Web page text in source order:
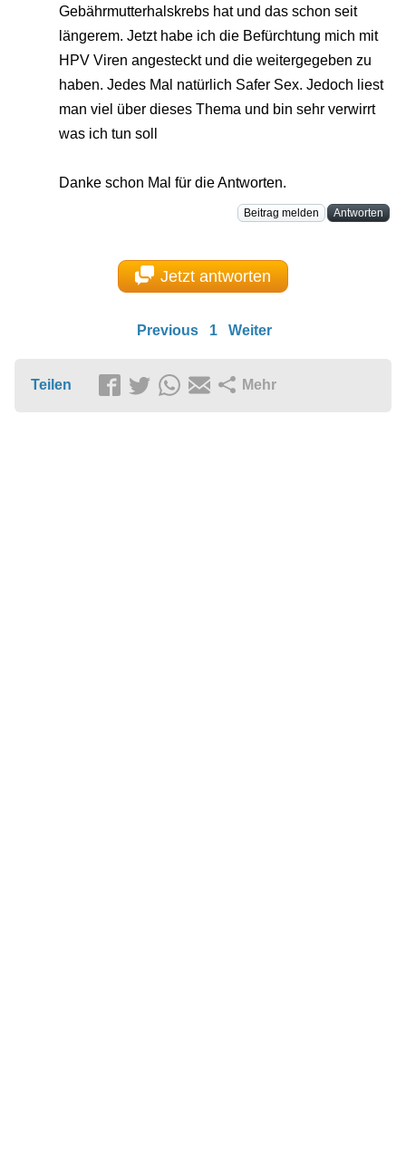
Gebährmutterhalskrebs hat und das schon seit
längerem. Jetzt habe ich die Befürchtung mich mit
HPV Viren angesteckt und die weitergegeben zu
haben. Jedes Mal natürlich Safer Sex. Jedoch liest
man viel über dieses Thema und bin sehr verwirrt
was ich tun soll
Danke schon Mal für die Antworten.
Beitrag melden Antworten
Jetzt antworten
Previous 1 Weiter
Teilen Mehr